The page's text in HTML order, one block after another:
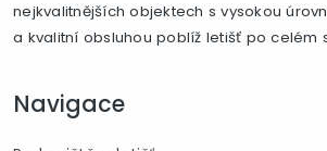
nejkvalitnějších objektech s vysokou
a kvalitní obsluhou poblíž letišť po celém
Navigace